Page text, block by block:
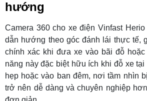
hướng
Camera 360 cho xe điện Vinfast
dẫn hướng theo góc đánh lái thực tế,
chính xác khi đưa xe vào bãi đỗ
năng này đặc biệt hữu ích khi đỗ xe
hẹp hoặc vào ban đêm, nơi tầm nhìn
trở nên dễ dàng và chuyên nghiệp